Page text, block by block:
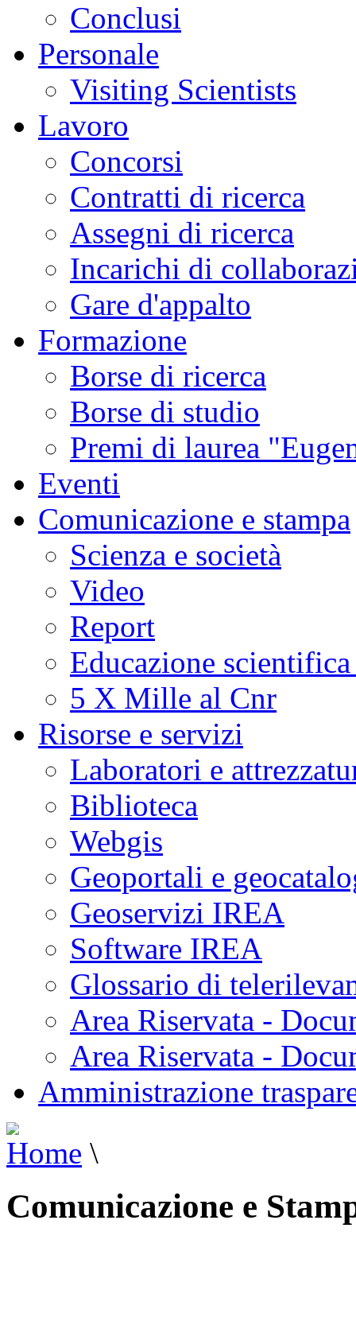
Conclusi
Personale
Visiting Scientists
Lavoro
Concorsi
Contratti di ricerca
Assegni di ricerca
Incarichi di
Gare d'appalto
Formazione
Borse di ricerca
Borse di studio
Premi di laurea
Eventi
Comunicazione e stampa
Scienza e società
Video
Report
Educazione
5 X Mille al Cnr
Risorse e servizi
Laboratori e
Biblioteca
Webgis
Geoportali e
Geoservizi IREA
Software IREA
Glossario di
Area Riservata -
Area Riservata -
Amministrazione
Home \
Comunicazione e